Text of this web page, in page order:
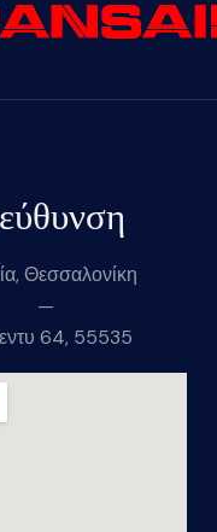
Θεσσαλονίκη
—
64, 55535